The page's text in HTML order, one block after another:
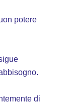
potere
di